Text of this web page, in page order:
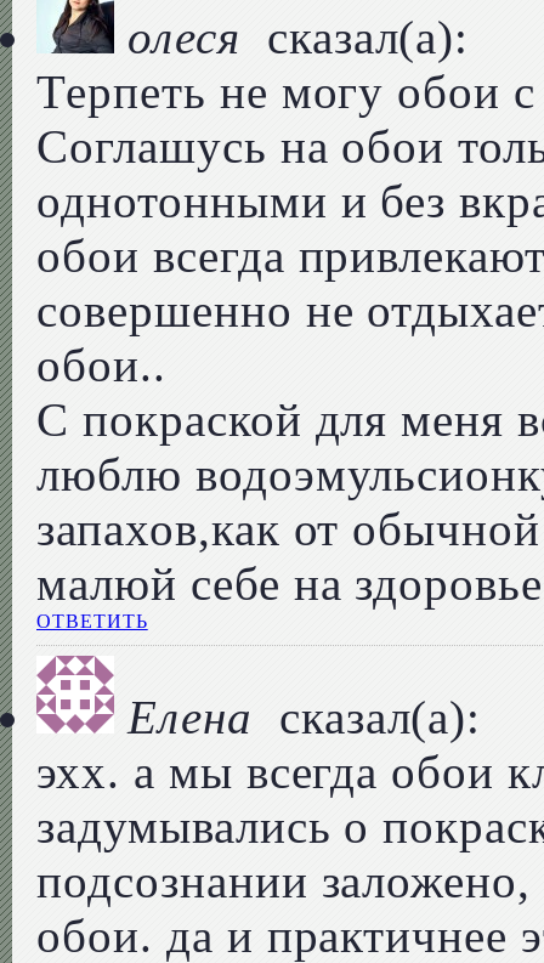
олеся сказал(а):
Терпеть не могу обои
Соглашусь на обои
однотонными и без
обои всегда
совершенно не
обои..
С покраской для меня
люблю
запахов,как от
малюй себе на
ОТВЕТИТЬ
Елена
сказал(а):
эхх. а мы всегда обои
задумывались о
подсознании
обои. да и практичнее